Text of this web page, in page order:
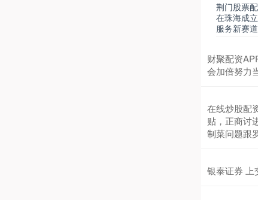
荆门股票
在珠海成
服务新赛道
财聚配资
会加倍努力
在线炒股配
贴，正商讨
制菜问题跟
银泰证券 上